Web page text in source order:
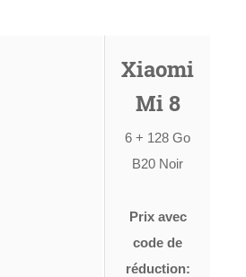
Xiaomi
Mi 8
6 + 128 Go
B20 Noir
Prix avec
code de
réduction: